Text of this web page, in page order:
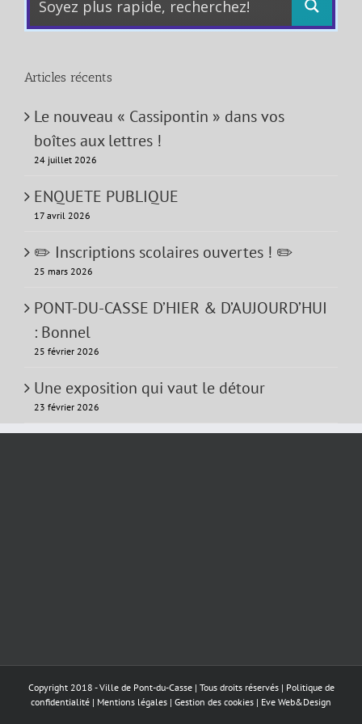
Articles récents
Le nouveau « Cassipontin » dans vos
boîtes aux lettres !
24 juillet 2026
ENQUETE PUBLIQUE
17 avril 2026
✏️ Inscriptions scolaires ouvertes ! ✏️
25 mars 2026
PONT-DU-CASSE D’HIER & D’AUJOURD’HUI
: Bonnel
25 février 2026
Une exposition qui vaut le détour
23 février 2026
Copyright 2018 - Ville de Pont-du-Casse | Tous droits réservés | Politique de
confidentialité | Mentions légales | Gestion des cookies | Eve Web&Design